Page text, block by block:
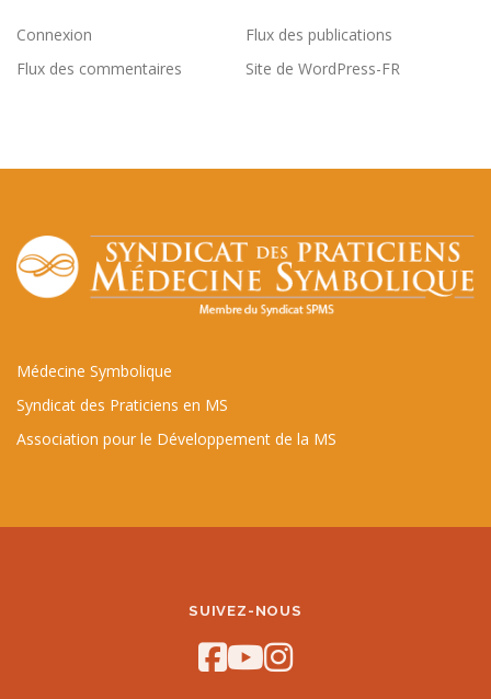
Connexion
Flux des publications
Flux des commentaires
Site de WordPress-FR
Médecine Symbolique
Syndicat des Praticiens en MS
Association pour le Développement de la MS
SUIVEZ-NOUS